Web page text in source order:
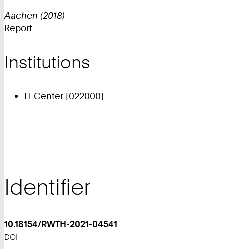
Aachen (2018)
Report
Institutions
IT Center [022000]
Identifier
10.18154/RWTH-2021-04541
DOI